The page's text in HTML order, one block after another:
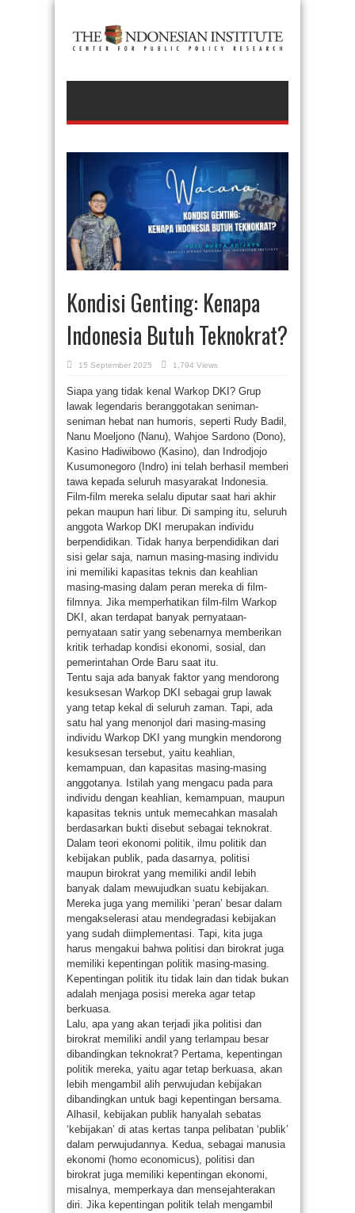
Kondisi Genting: Kenapa
Indonesia Butuh Teknokrat?
15 September 2025 1,794 Views
Siapa yang tidak kenal Warkop DKI? Grup
lawak legendaris beranggotakan seniman-
seniman hebat nan humoris, seperti Rudy Badil,
Nanu Moeljono (Nanu), Wahjoe Sardono (Dono),
Kasino Hadiwibowo (Kasino), dan Indrodjojo
Kusumonegoro (Indro) ini telah berhasil memberi
tawa kepada seluruh masyarakat Indonesia.
Film-film mereka selalu diputar saat hari akhir
pekan maupun hari libur. Di samping itu, seluruh
anggota Warkop DKI merupakan individu
berpendidikan. Tidak hanya berpendidikan dari
sisi gelar saja, namun masing-masing individu
ini memiliki kapasitas teknis dan keahlian
masing-masing dalam peran mereka di film-
filmnya. Jika memperhatikan film-film Warkop
DKI, akan terdapat banyak pernyataan-
pernyataan satir yang sebenarnya memberikan
kritik terhadap kondisi ekonomi, sosial, dan
pemerintahan Orde Baru saat itu.
Tentu saja ada banyak faktor yang mendorong
kesuksesan Warkop DKI sebagai grup lawak
yang tetap kekal di seluruh zaman. Tapi, ada
satu hal yang menonjol dari masing-masing
individu Warkop DKI yang mungkin mendorong
kesuksesan tersebut, yaitu keahlian,
kemampuan, dan kapasitas masing-masing
anggotanya. Istilah yang mengacu pada para
individu dengan keahlian, kemampuan, maupun
kapasitas teknis untuk memecahkan masalah
berdasarkan bukti disebut sebagai teknokrat.
Dalam teori ekonomi politik, ilmu politik dan
kebijakan publik, pada dasarnya, politisi
maupun birokrat yang memiliki andil lebih
banyak dalam mewujudkan suatu kebijakan.
Mereka juga yang memiliki ‘peran’ besar dalam
mengakselerasi atau mendegradasi kebijakan
yang sudah diimplementasi. Tapi, kita juga
harus mengakui bahwa politisi dan birokrat juga
memiliki kepentingan politik masing-masing.
Kepentingan politik itu tidak lain dan tidak bukan
adalah menjaga posisi mereka agar tetap
berkuasa.
Lalu, apa yang akan terjadi jika politisi dan
birokrat memiliki andil yang terlampau besar
dibandingkan teknokrat? Pertama, kepentingan
politik mereka, yaitu agar tetap berkuasa, akan
lebih mengambil alih perwujudan kebijakan
dibandingkan untuk bagi kepentingan bersama.
Alhasil, kebijakan publik hanyalah sebatas
‘kebijakan’ di atas kertas tanpa pelibatan ‘publik’
dalam perwujudannya. Kedua, sebagai manusia
ekonomi (homo economicus), politisi dan
birokrat juga memiliki kepentingan ekonomi,
misalnya, memperkaya dan mensejahterakan
diri. Jika kepentingan politik telah mengambil